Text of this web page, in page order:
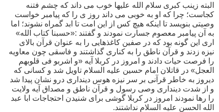
البته زینب کبری سلام الله علیها خوب می داند که چشم فتنه
کجاست؛ چرا که او به خوبی می داند روز ی را که پیامبر خواست
وصیتی بنویسد تا اینکه هیچ کس از این امت تا ابد گمراه نشوند؛ اما
به آن پیامبر معصوم جسارت نمودند و گفتند :«حسبنا کتاب الله»
اری این گونه بود که در صفین کاغذهایی را به عنوان قرآن بالای
نیزه زدند و قرآن ناطق را به کناری گذاشتند و فاسقی چون معاویه
را فرصت حیات دادند و امروز در کربلا آیه «و اشربو فی قلوبهم
العجل» در قاتلان امام حسین علیه السلام تاویل شد و کسانی که
دیروز به خاطر قرآنی بر سر نیزه هوس دینداری درو نشان پیدا شد
و از شدت دینداری وصی رسول و قرآن ناطق و مصداق آیه ولایت
را رها نمودند امروز در کربلا گوشی برای شنیدن احتجاجات ابا عبد
الله الحسن علیه السلام نداشتند.